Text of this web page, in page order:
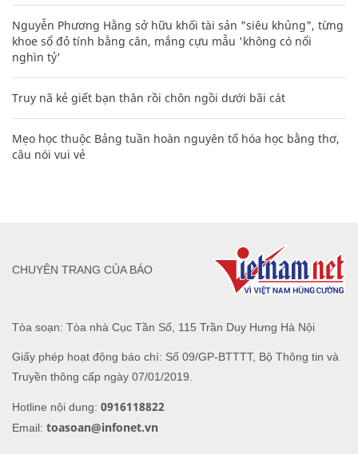
Nguyễn Phương Hằng sở hữu khối tài sản "siêu khủng", từng
khoe sổ đỏ tính bằng cân, mắng cựu mẫu 'không có nổi
nghìn tỷ'
Truy nã kẻ giết bạn thân rồi chôn ngồi dưới bãi cát
Mẹo học thuộc Bảng tuần hoàn nguyên tố hóa học bằng thơ,
câu nói vui vẻ
Tòa soạn: Tòa nhà Cục Tần Số, 115 Trần Duy Hưng Hà Nội
Giấy phép hoạt động báo chí: Số 09/GP-BTTTT, Bộ Thông tin và
Truyền thông cấp ngày 07/01/2019.
Hotline nội dung: 0916118822
Email: toasoan@infonet.vn
CHUYÊN TRANG CỦA BÁO